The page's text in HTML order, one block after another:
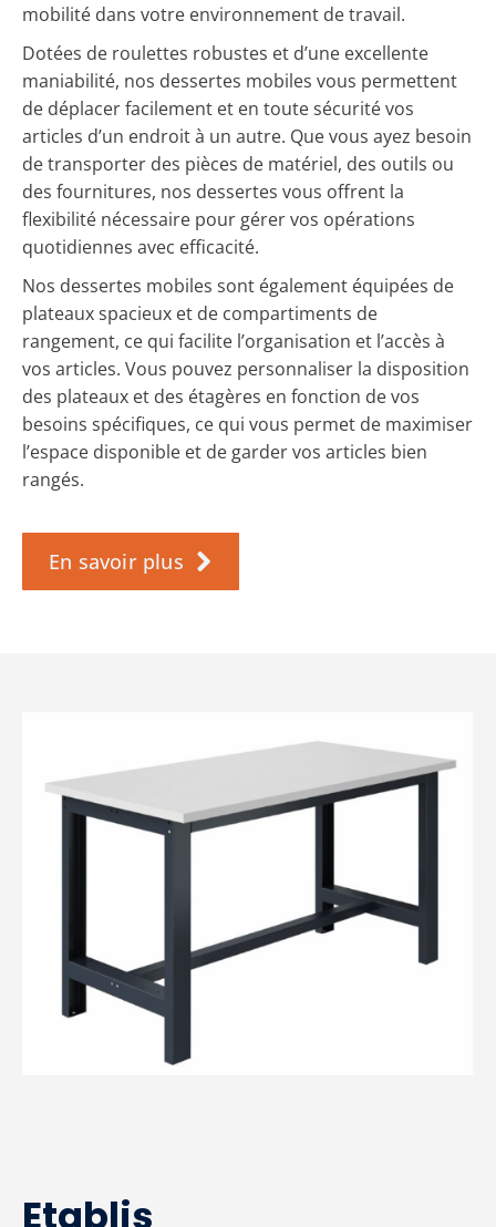
mobilité dans votre environnement de travail.
Dotées de roulettes robustes et d’une excellente
maniabilité, nos dessertes mobiles vous permettent
de déplacer facilement et en toute sécurité vos
articles d’un endroit à un autre. Que vous ayez besoin
de transporter des pièces de matériel, des outils ou
des fournitures, nos dessertes vous offrent la
flexibilité nécessaire pour gérer vos opérations
quotidiennes avec efficacité.
Nos dessertes mobiles sont également équipées de
plateaux spacieux et de compartiments de
rangement, ce qui facilite l’organisation et l’accès à
vos articles. Vous pouvez personnaliser la disposition
des plateaux et des étagères en fonction de vos
besoins spécifiques, ce qui vous permet de maximiser
l’espace disponible et de garder vos articles bien
rangés.
En savoir plus
Etablis